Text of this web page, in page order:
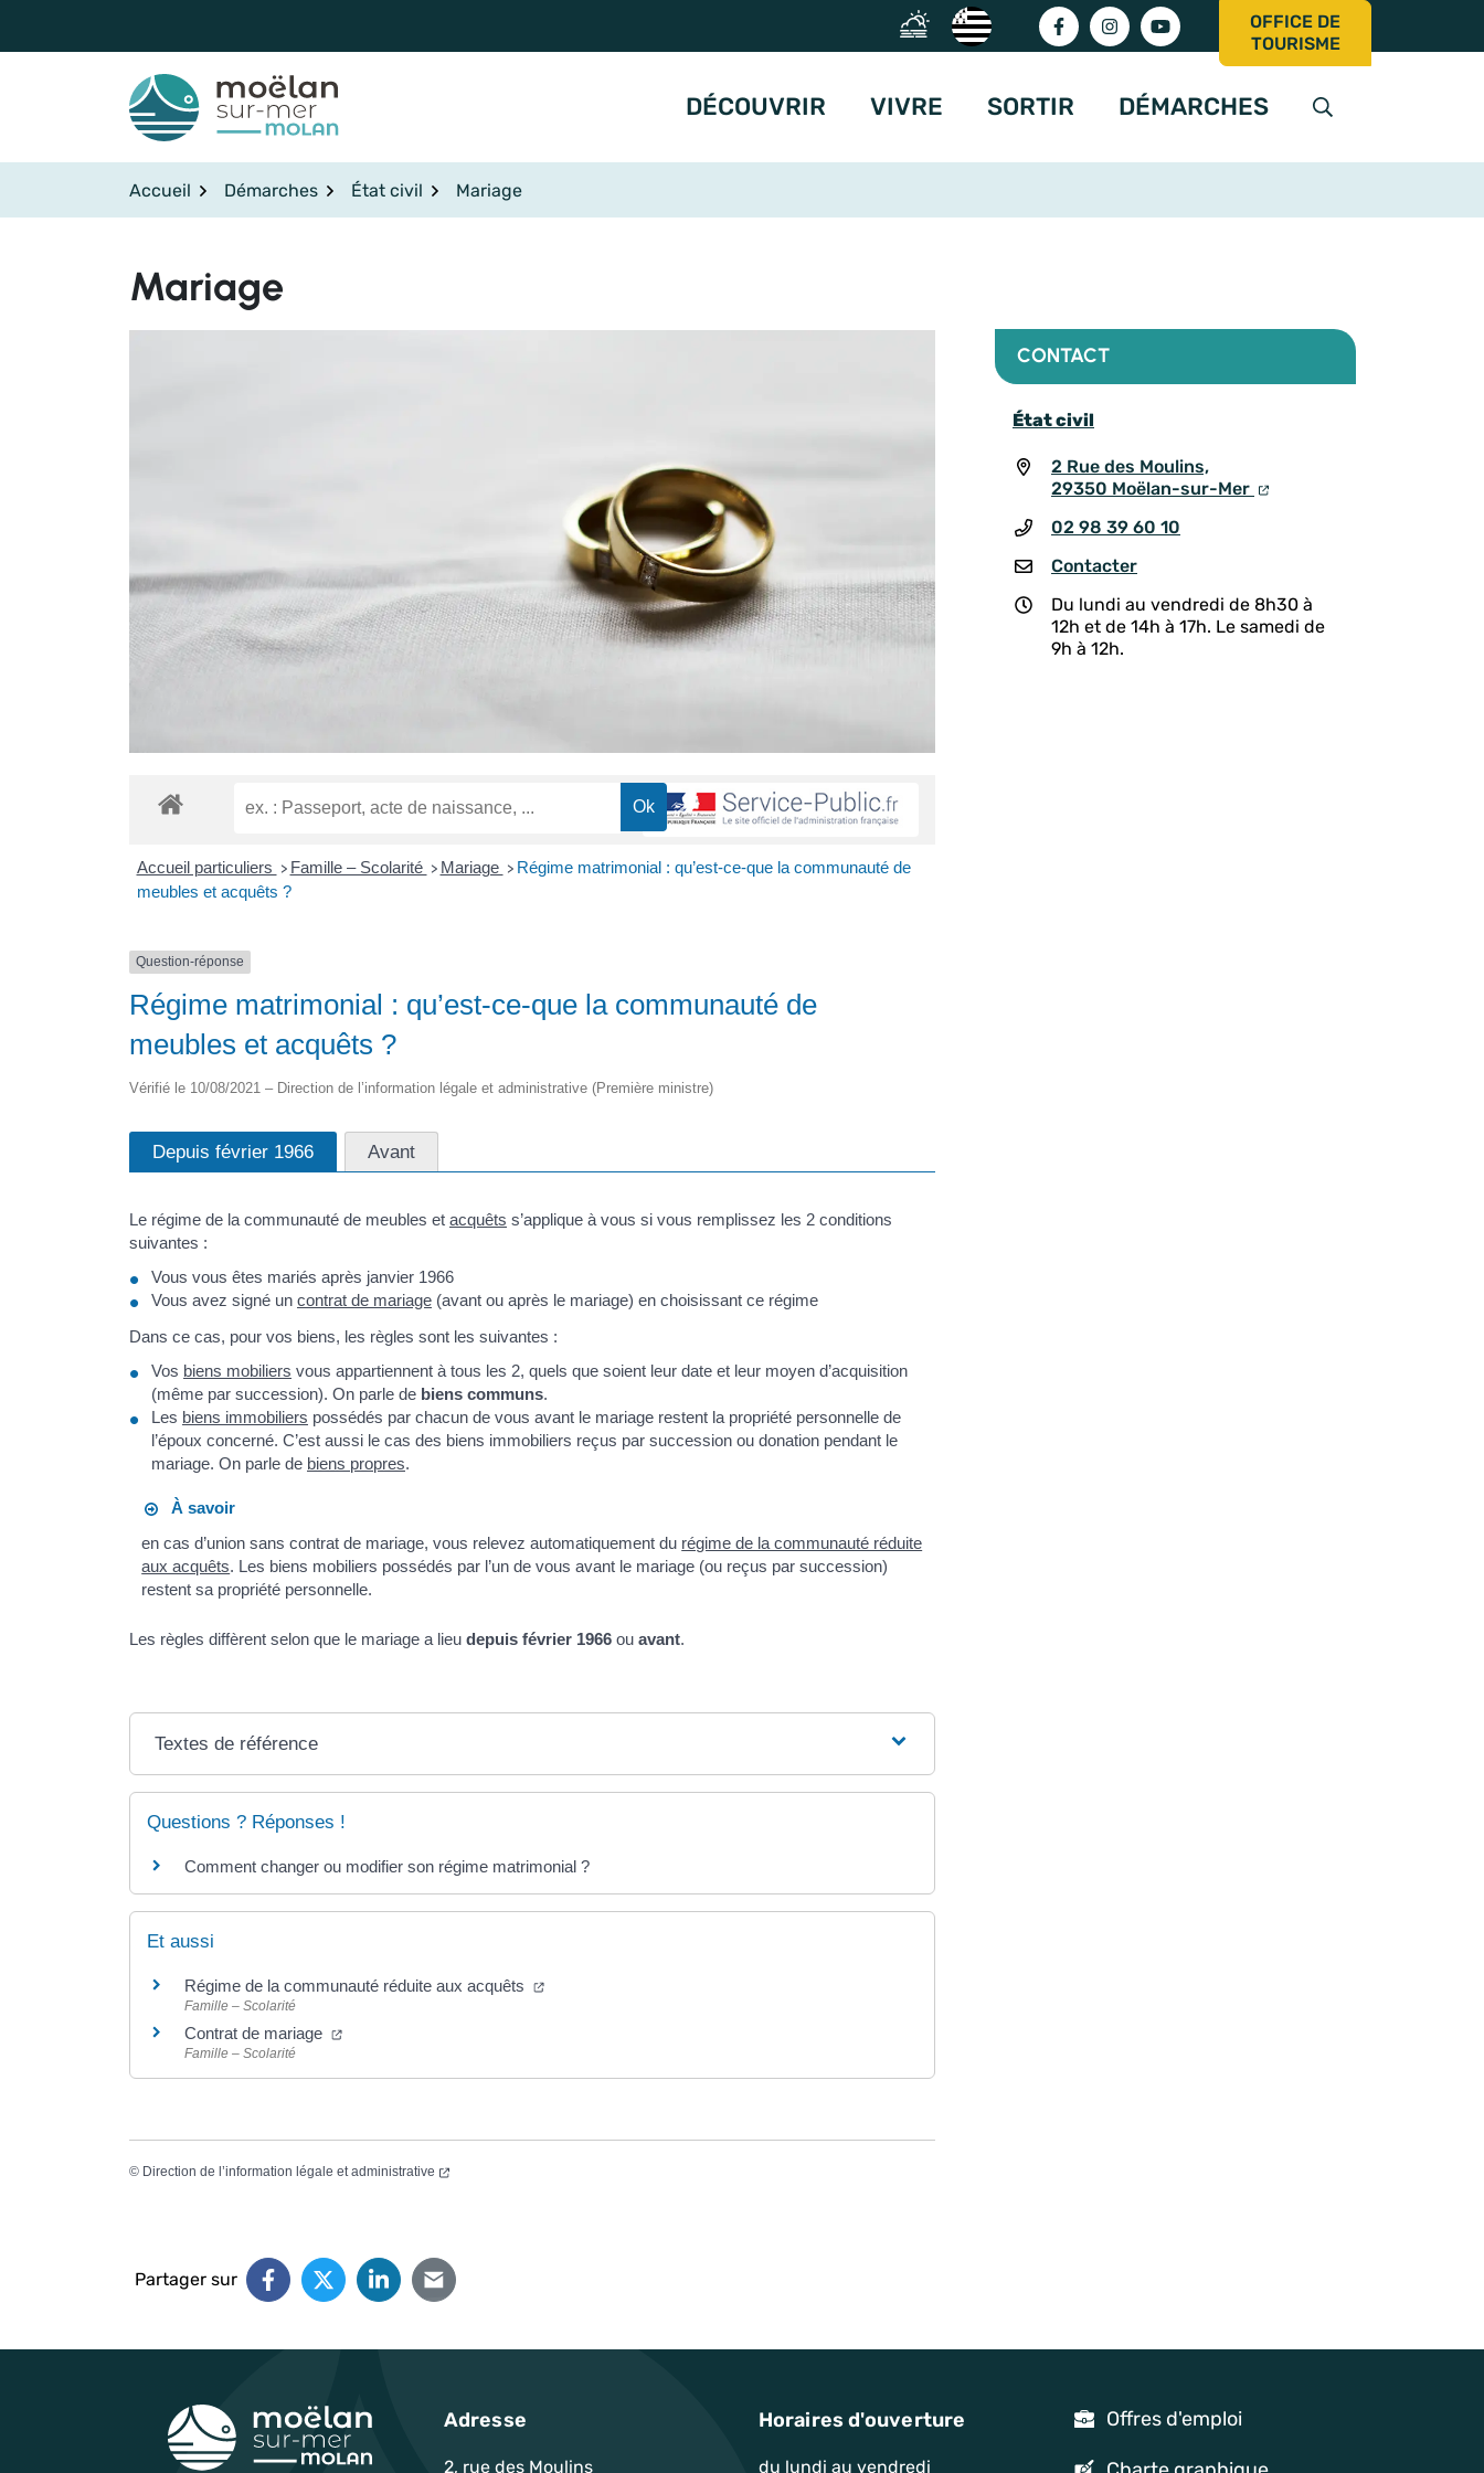
Lien vers le compte Facebook
Lien vers le compte Instagram
Lien vers la chaîne Youtube
OFFICE DE
TOURISME
DÉCOUVRIR VIVRE SORTIR DÉMARCHES AFFICHER LA
Accueil Démarches État civil Mariage
Mariage
Accueil particuliers > Famille – Scolarité > Mariage > Régime matrimonial : qu’est-ce-que la communauté de
meubles et acquêts ?
Question-réponse
Régime matrimonial : qu’est-ce-que la communauté de
meubles et acquêts ?
Vérifié le 10/08/2021 – Direction de l’information légale et administrative (Première ministre)
Depuis février 1966 Avant
Le régime de la communauté de meubles et acquêts s’applique à vous si vous remplissez les 2 conditions
suivantes :
Vous vous êtes mariés après janvier 1966
Vous avez signé un contrat de mariage (avant ou après le mariage) en choisissant ce régime
Dans ce cas, pour vos biens, les règles sont les suivantes :
Vos biens mobiliers vous appartiennent à tous les 2, quels que soient leur date et leur moyen d’acquisition
(même par succession). On parle de biens communs.
Les biens immobiliers possédés par chacun de vous avant le mariage restent la propriété personnelle de
l’époux concerné. C’est aussi le cas des biens immobiliers reçus par succession ou donation pendant le
mariage. On parle de biens propres.
À savoir
en cas d’union sans contrat de mariage, vous relevez automatiquement du régime de la communauté réduite
aux acquêts. Les biens mobiliers possédés par l’un de vous avant le mariage (ou reçus par succession)
restent sa propriété personnelle.
Les règles diffèrent selon que le mariage a lieu depuis février 1966 ou avant.
Textes de référence
Questions ? Réponses !
Comment changer ou modifier son régime matrimonial ?
Et aussi
Régime de la communauté réduite aux acquêts
Famille – Scolarité
Contrat de mariage
Famille – Scolarité
© Direction de l’information légale et administrative
CONTACT
État civil
2 Rue des Moulins,
29350 Moëlan-sur-Mer
02 98 39 60 10
Contacter
Du lundi au vendredi de 8h30 à
12h et de 14h à 17h. Le samedi de
9h à 12h.
Partager sur
Adresse
2, rue des Moulins
Horaires d'ouverture
du lundi au vendredi
Offres d'emploi